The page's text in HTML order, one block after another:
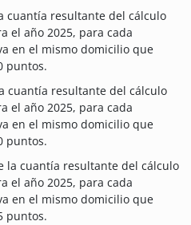
cuantía resultante del cálculo
el año 2025, para cada
en el mismo domicilio que
puntos.
cuantía resultante del cálculo
el año 2025, para cada
en el mismo domicilio que
puntos.
la cuantía resultante del cálculo
el año 2025, para cada
en el mismo domicilio que
puntos.